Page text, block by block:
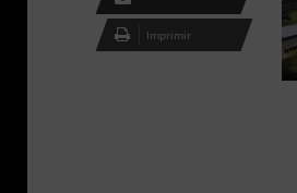
Compartilhar via e-
mail
Imprimir